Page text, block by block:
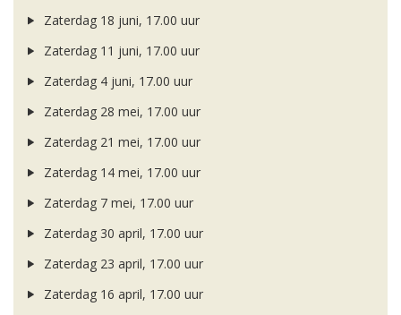
Zaterdag 18 juni, 17.00 uur
Zaterdag 11 juni, 17.00 uur
Zaterdag 4 juni, 17.00 uur
Zaterdag 28 mei, 17.00 uur
Zaterdag 21 mei, 17.00 uur
Zaterdag 14 mei, 17.00 uur
Zaterdag 7 mei, 17.00 uur
Zaterdag 30 april, 17.00 uur
Zaterdag 23 april, 17.00 uur
Zaterdag 16 april, 17.00 uur